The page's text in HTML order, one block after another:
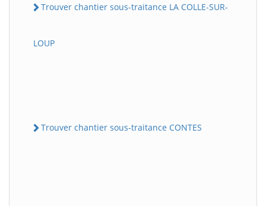
Trouver chantier sous-traitance LA COLLE-SUR-
LOUP
Trouver chantier sous-traitance CONTES